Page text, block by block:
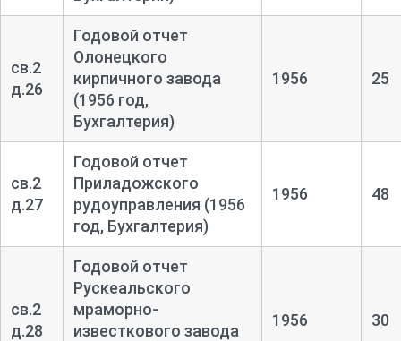
св.2
д.26
Годовой отчет
Олонецкого
кирпичного завода
(1956 год,
Бухгалтерия)
1956 25
св.2
д.27
Годовой отчет
Приладожского
рудоуправления (1956
год, Бухгалтерия)
1956 48
св.2
д.28
Годовой отчет
Рускеальского
мраморно-
известкового завода
1956 30